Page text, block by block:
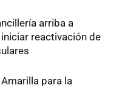
arriba a
reactivación de
para la